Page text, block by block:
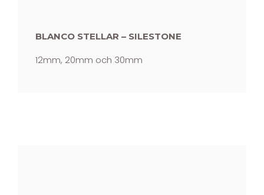
BLANCO STELLAR – SILESTONE
12mm, 20mm och 30mm